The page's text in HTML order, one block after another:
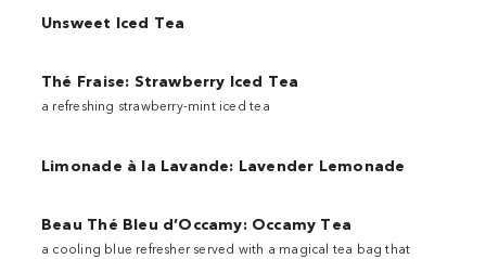
Unsweet Iced Tea
Thé Fraise: Strawberry Iced Tea
a refreshing strawberry-mint iced tea
Limonade à la Lavande: Lavender Lemonade
Beau Thé Bleu d’Occamy: Occamy Tea
a cooling blue refresher served with a magical tea bag that